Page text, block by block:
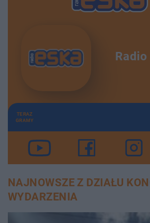
TERAZ
GRAMY
NAJNOWSZE Z DZIAŁU
WYDARZENIA